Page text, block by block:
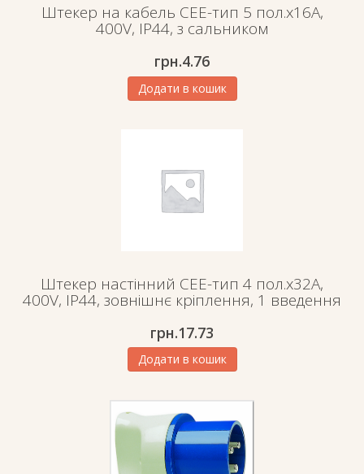
Штекер на кабель СЕЕ-тип 5 пол.х16А,
400V, IP44, з сальником
грн.4.76
Додати в кошик
Штекер настінний СЕЕ-тип 4 пол.х32А,
400V, IP44, зовнішнє кріплення, 1 введення
грн.17.73
Додати в кошик